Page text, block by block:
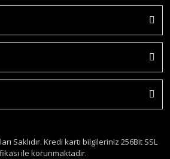
Saklıdır. Kredi kartı bilgileriniz 256Bit SSL
ile korunmaktadır.